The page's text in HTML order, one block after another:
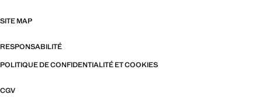
SITE MAP
RESPONSABILITÉ
POLITIQUE DE CONFIDENTIALITÉ ET COOKIES
CGV